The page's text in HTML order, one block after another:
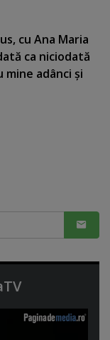
cu Ana Maria
ca niciodată
mine adânci şi